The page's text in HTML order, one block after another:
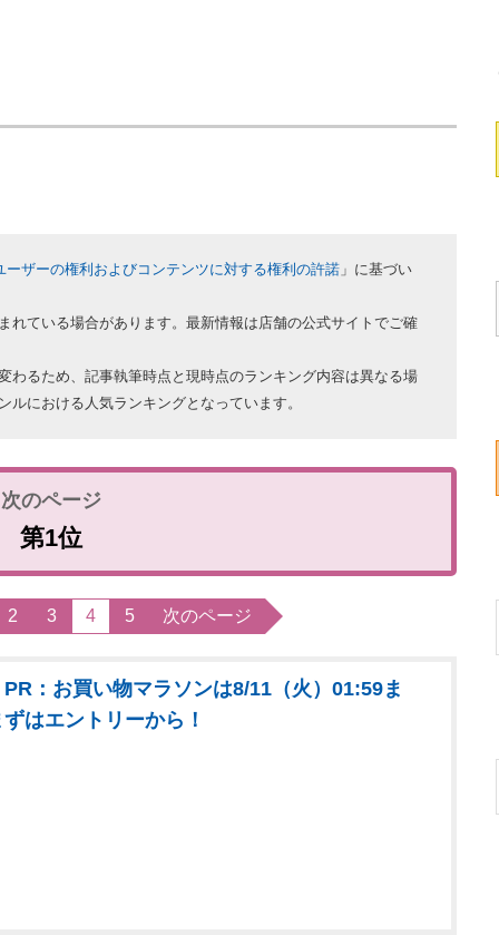
ーザーの権利およびコンテンツに対する権利の許諾 」に基づい
れている場合があります。最新情報は店舗の公式サイトでご確
わるため、記事執筆時点と現時点のランキング内容は異なる場
における人気ランキングとなっています。
第1位
2 3 4 5 次のページ
：お買い物マラソンは8/11（火）01:59ま
はエントリーから！